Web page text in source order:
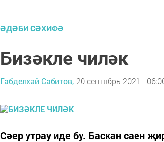
ӘДӘБИ СӘХИФӘ
Бизәкле чиләк
Габделхәй Сабитов, 20 сентябрь 2021 -
Сәер утрау иде бу. Баскан саен